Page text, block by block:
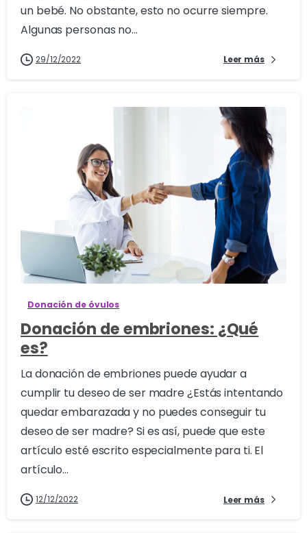
un bebé. No obstante, esto no ocurre siempre.
Algunas personas no...
29/12/2022 Leer más
Donación de óvulos
Donación de embriones: ¿Qué
es?
La donación de embriones puede ayudar a
cumplir tu deseo de ser madre ¿Estás intentando
quedar embarazada y no puedes conseguir tu
deseo de ser madre? Si es así, puede que este
artículo esté escrito especialmente para ti. El
artículo...
12/12/2022 Leer más